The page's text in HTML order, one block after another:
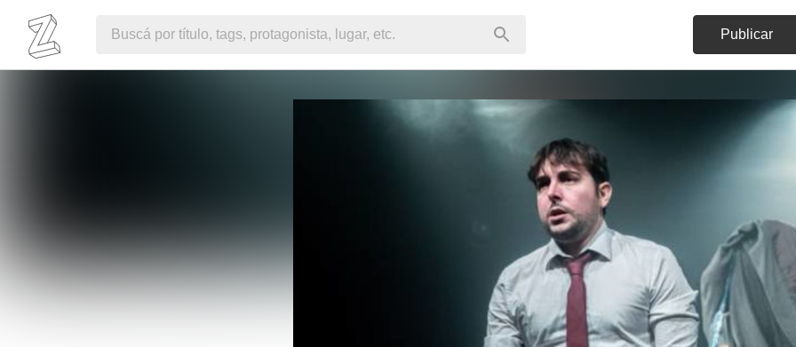
Publicar